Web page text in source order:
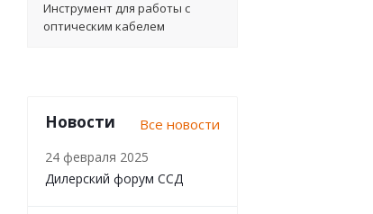
Инструмент для работы с
оптическим кабелем
Новости Все новости
24 февраля 2025
Дилерский форум ССД